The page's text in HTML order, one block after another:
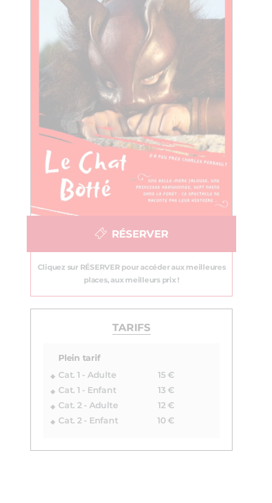
RÉSERVER
Cliquez sur RÉSERVER pour accéder aux meilleures
places, aux meilleurs prix !
TARIFS
Plein tarif
Cat. 1 - Adulte
15 €
Cat. 1 - Enfant
13 €
Cat. 2 - Adulte
12 €
Cat. 2 - Enfant
10 €